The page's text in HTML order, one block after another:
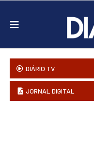
DIÁRIO TV
JORNAL DIGITAL